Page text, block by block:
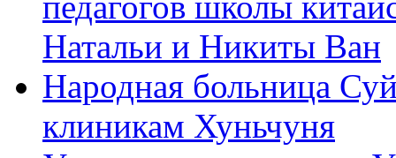
Натальи и Никиты Ван
Народная больница
клиникам Хуньчуня